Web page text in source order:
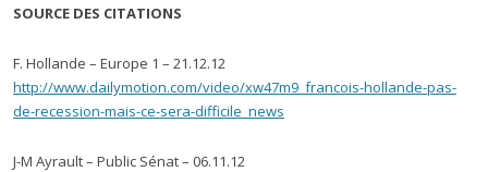
SOURCE DES CITATIONS
F. Hollande – Europe 1 – 21.12.12
http://www.dailymotion.com/video/xw47m9_francois-hollande-pas-
de-recession-mais-ce-sera-difficile_news
J-M Ayrault – Public Sénat – 06.11.12